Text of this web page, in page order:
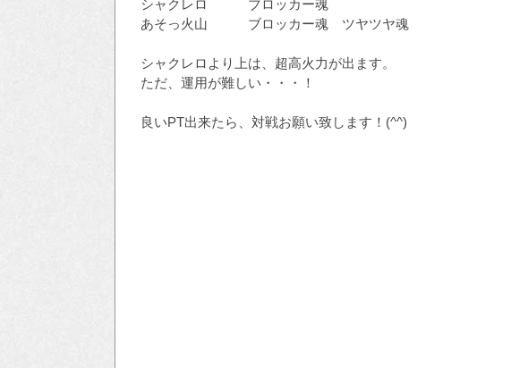
シャクレロ ブロッカー魂
あそっ火山 ブロッカー魂 ツヤツヤ魂
シャクレロより上は、超高火力が出ます。
ただ、運用が難しい・・・！
良いPT出来たら、対戦お願い致します！(^^)